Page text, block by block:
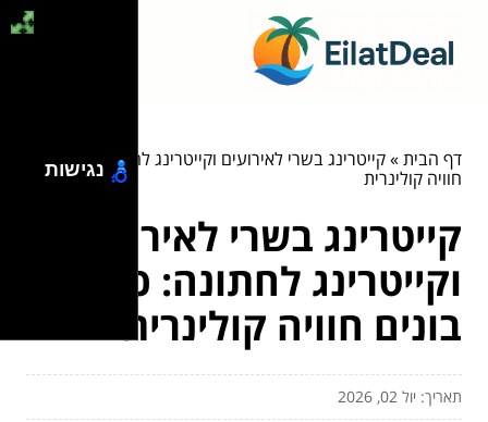
דף הבית»קייטרינג בשרי לאירועים וקייטרינג לחתונה: כך בונים
חוויה קולינרית
קייטרינג בשרי לאירועים
וקייטרינג לחתונה: כך
בונים חוויה קולינרית
תאריך: יול 02, 2026
נגישות